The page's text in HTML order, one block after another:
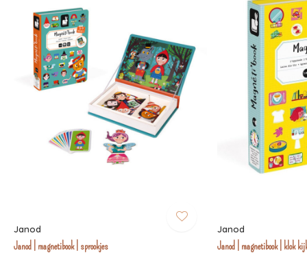
Janod
Janod | magnetibook | sprookjes
Janod
Janod | magnetibook | klok